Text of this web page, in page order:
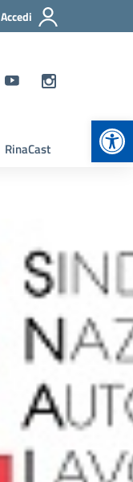
Accedi
RinaCast